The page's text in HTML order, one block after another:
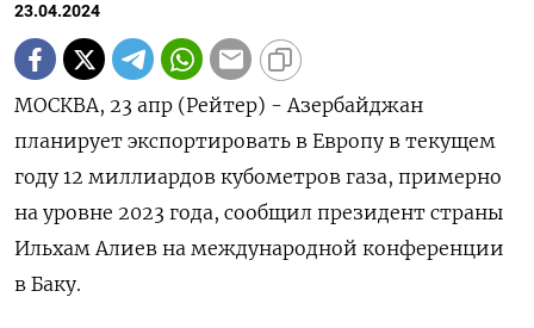
23.04.2024
МОСКВА, 23 апр (Рейтер) - Азербайджан
планирует экспортировать в Европу в текущем
году 12 миллиардов кубометров газа, примерно
на уровне 2023 года, сообщил президент страны
Ильхам Алиев на международной конференции
в Баку.